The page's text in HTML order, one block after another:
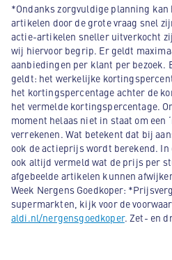
*Ondanks zorgvuldige planning
artikelen door de grote vraag snel
actie-artikelen sneller uitverkocht
wij hiervoor begrip. Er geldt
aanbiedingen per klant per bezoek.
geldt: het werkelijke
het kortingspercentage achter de
het vermelde kortingspercentage.
moment helaas niet in staat om een
verrekenen. Wat betekent dat bij
ook de actieprijs wordt berekend.
ook altijd vermeld wat de prijs per
afgebeelde artikelen kunnen
Week Nergens Goedkoper:
supermarkten, kijk voor de
aldi.nl/nergensgoedkoper. Zet- en